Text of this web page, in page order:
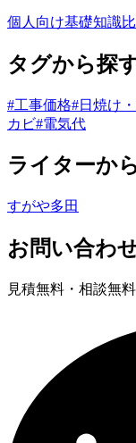
個人向け基礎知識
タグから探
#工事価格#日焼け
カビ#電気代
ライターか
すがや多田
お問い合わ
見積無料・相談無